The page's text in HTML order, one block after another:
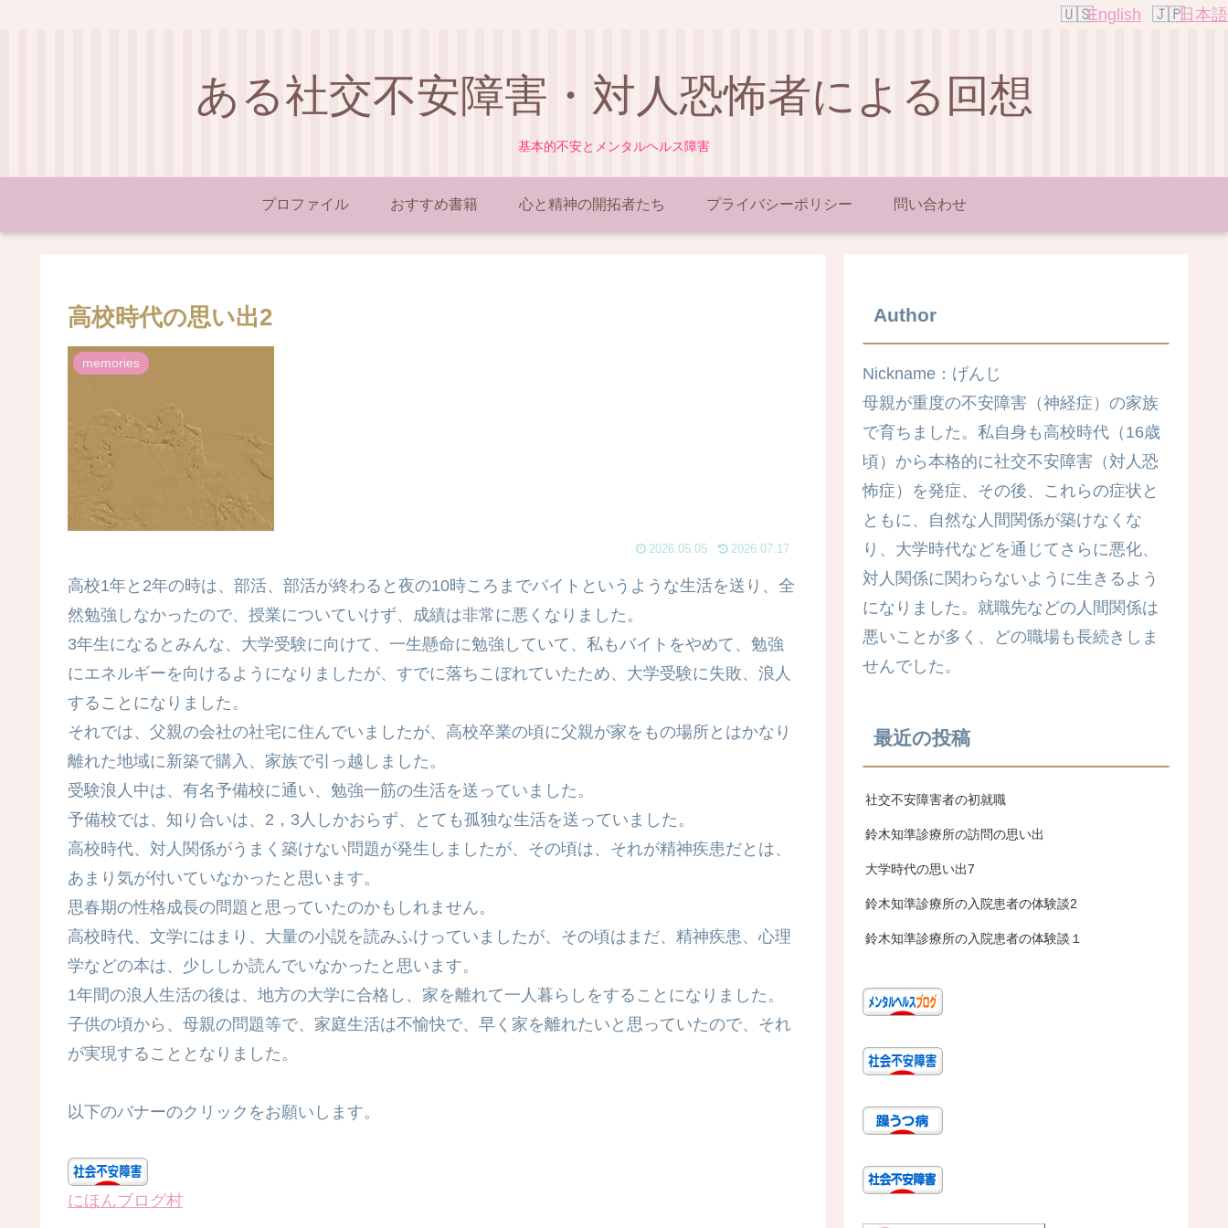
English 日本語
ある社交不安障害・対人恐怖者による回想
基本的不安とメンタルヘルス障害
プロファイル おすすめ書籍 心と精神の開拓者たち プライバシーポリシー 問い合わせ
高校時代の思い出2
memories
2026.05.05 2026.07.17
高校1年と2年の時は、部活、部活が終わると夜の10時ころまでバイトというような生活を送り、全
然勉強しなかったので、授業についていけず、成績は非常に悪くなりました。
3年生になるとみんな、大学受験に向けて、一生懸命に勉強していて、私もバイトをやめて、勉強
にエネルギーを向けるようになりましたが、すでに落ちこぼれていたため、大学受験に失敗、浪人
することになりました。
それでは、父親の会社の社宅に住んでいましたが、高校卒業の頃に父親が家をもの場所とはかなり
離れた地域に新築で購入、家族で引っ越しました。
受験浪人中は、有名予備校に通い、勉強一筋の生活を送っていました。
予備校では、知り合いは、2，3人しかおらず、とても孤独な生活を送っていました。
高校時代、対人関係がうまく築けない問題が発生しましたが、その頃は、それが精神疾患だとは、
あまり気が付いていなかったと思います。
思春期の性格成長の問題と思っていたのかもしれません。
高校時代、文学にはまり、大量の小説を読みふけっていましたが、その頃はまだ、精神疾患、心理
学などの本は、少ししか読んでいなかったと思います。
1年間の浪人生活の後は、地方の大学に合格し、家を離れて一人暮らしをすることになりました。
子供の頃から、母親の問題等で、家庭生活は不愉快で、早く家を離れたいと思っていたので、それ
が実現することとなりました。
以下のバナーのクリックをお願いします。
にほんブログ村
Author
Nickname：げんじ
母親が重度の不安障害（神経症）の家族
で育ちました。私自身も高校時代（16歳
頃）から本格的に社交不安障害（対人恐
怖症）を発症、その後、これらの症状と
ともに、自然な人間関係が築けなくな
り、大学時代などを通じてさらに悪化、
対人関係に関わらないように生きるよう
になりました。就職先などの人間関係は
悪いことが多く、どの職場も長続きしま
せんでした。
最近の投稿
社交不安障害者の初就職
鈴木知準診療所の訪問の思い出
大学時代の思い出7
鈴木知準診療所の入院患者の体験談2
鈴木知準診療所の入院患者の体験談１